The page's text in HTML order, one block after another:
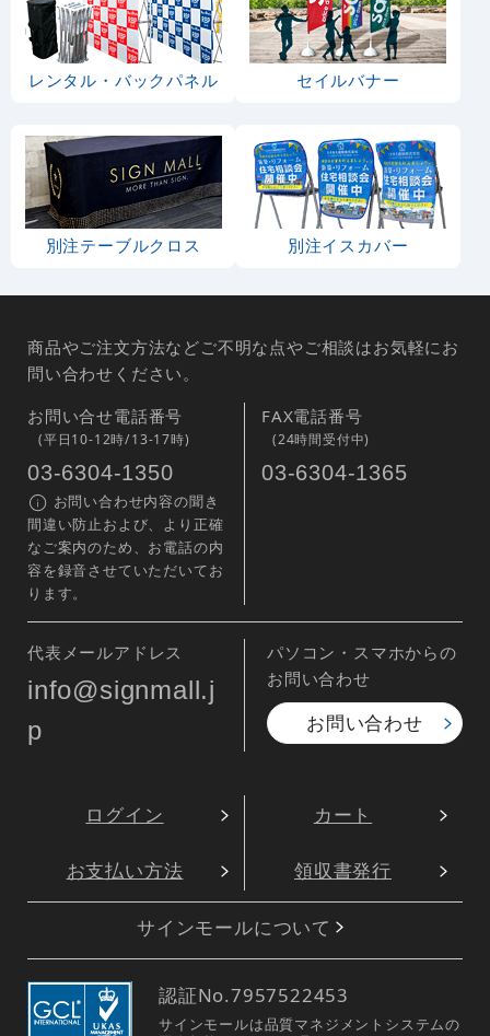
レンタル・バックパネル セイルバナー
別注テーブルクロス 別注イスカバー
商品やご注文方法などご不明な点やご相談はお気軽にお
問い合わせください。
お問い合せ電話番号
(平日10-12時/13-17時)
03-6304-1350
お問い合わせ内容の聞き
間違い防止および、より正確
なご案内のため、お電話の内
容を録音させていただいてお
ります。
FAX電話番号
(24時間受付中)
03-6304-1365
代表メールアドレス
info@signmall.j
p
パソコン・スマホからの
お問い合わせ
お問い合わせ
ログイン カート
お支払い方法 領収書発行
サインモールについて
認証No.7957522453
サインモールは品質マネジメントシステムの